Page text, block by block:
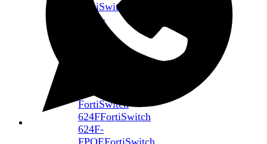
FortiSwitch
548D-
FortiSwitch
624FFortiSwitch
624F-
FPOEFortiSwitch